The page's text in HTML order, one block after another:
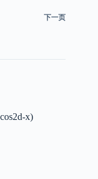
下一页
x)